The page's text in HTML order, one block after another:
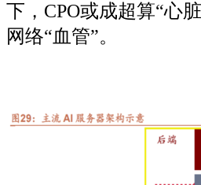
下，CPO或成超算“心
网络“血管”。